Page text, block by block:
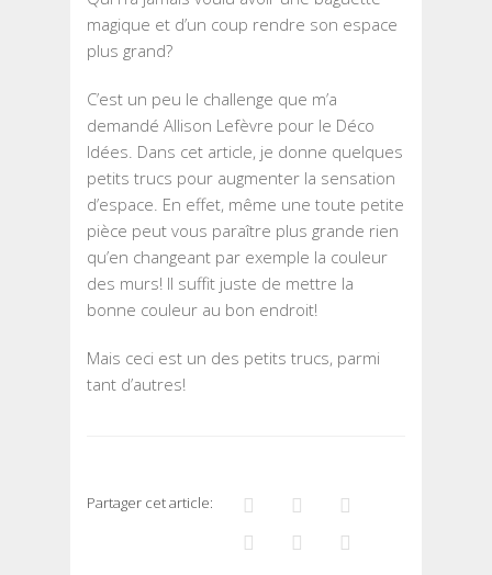
magique et d’un coup rendre son espace
plus grand?
C’est un peu le challenge que m’a
demandé Allison Lefèvre pour le Déco
Idées. Dans cet article, je donne quelques
petits trucs pour augmenter la sensation
d’espace. En effet, même une toute petite
pièce peut vous paraître plus grande rien
qu’en changeant par exemple la couleur
des murs! Il suffit juste de mettre la
bonne couleur au bon endroit!
Mais ceci est un des petits trucs, parmi
tant d’autres!
Partager cet article: